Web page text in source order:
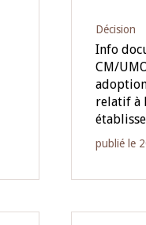
Décision
Info
CM/
relatif à
publié le